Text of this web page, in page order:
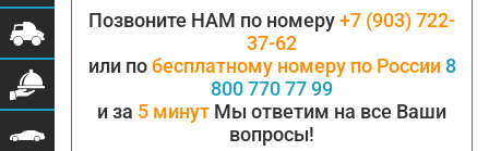
длина – 3м., ширина 1,75 м., высота -1,9…
Позвоните НАМ по номеру+7 (903) 722-
37-62
или побесплатному номеру по России 8
800 770 77 99
и за 5 минут Мы ответим на все Ваши
вопросы!